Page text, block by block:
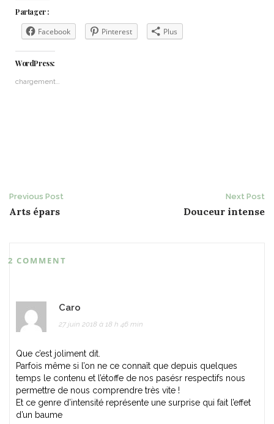
Partager :
Facebook Pinterest Plus
WordPress:
chargement…
Post
navigation
Previous Post
Arts épars
Next Post
Douceur intense
2 COMMENT
Caro
27 juin 2018 à 18 h 46 min
Que c’est joliment dit.
Parfois même si l’on ne ce connaît que depuis quelques
temps le contenu et l’étoffe de nos pasésr respectifs nous
permettre de nous comprendre très vite !
Et ce genre d’intensité représente une surprise qui fait l’effet
d’un baume